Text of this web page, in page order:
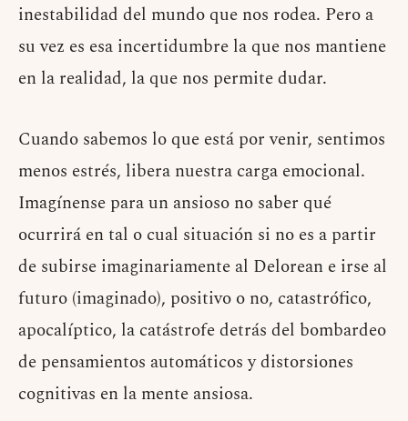
inestabilidad del mundo que nos rodea. Pero a
su vez es esa incertidumbre la que nos mantiene
en la realidad, la que nos permite dudar.
Cuando sabemos lo que está por venir, sentimos
menos estrés, libera nuestra carga emocional.
Imagínense para un ansioso no saber qué
ocurrirá en tal o cual situación si no es a partir
de subirse imaginariamente al Delorean e irse al
futuro (imaginado), positivo o no, catastrófico,
apocalíptico, la catástrofe detrás del bombardeo
de pensamientos automáticos y distorsiones
cognitivas en la mente ansiosa.